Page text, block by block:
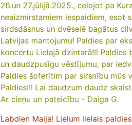
26.un 27.jūlijā.2025., ceļojot pa
neaizmirstamiem iespaidiem, esot
sirdsdāsnus un dvēselē bagātus
Latvijas mantojumu! Paldies par
koncertu Lielajā dzintarā!!!
un daudzpusīgu vēstījumu, par
Paldies šoferītim par sirsnību mūs
Paldies!!! Lai daudzum daudz
Ar cieņu un pateicību - Daiga G.
Labdien Maija! Lielum lielais